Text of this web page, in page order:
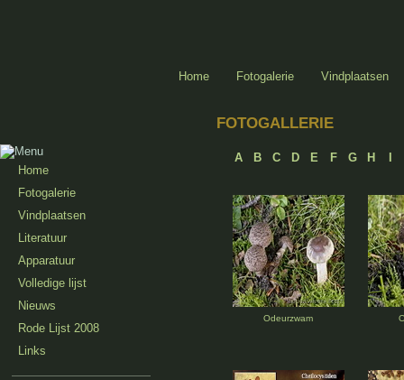
Home Fotogalerie Vindplaatsen
Home
Fotogalerie
Vindplaatsen
Literatuur
Apparatuur
Volledige lijst
Nieuws
Rode Lijst 2008
Links
FOTOGALLERIE
A B C D E F G H
Odeurzwam